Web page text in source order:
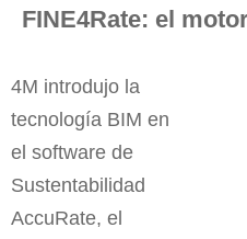
FINE4Rate: el
4M introdujo la
tecnología BIM en
el software de
Sustentabilidad
AccuRate, el